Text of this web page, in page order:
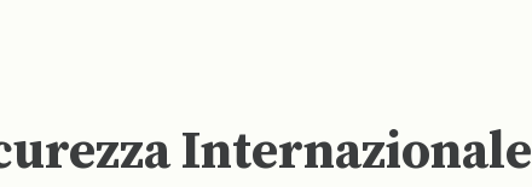
Internazionale